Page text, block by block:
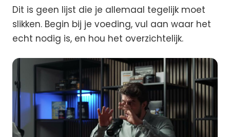
Dit is geen lijst die je allemaal tegelijk moet
slikken. Begin bij je voeding, vul aan waar het
echt nodig is, en hou het overzichtelijk.